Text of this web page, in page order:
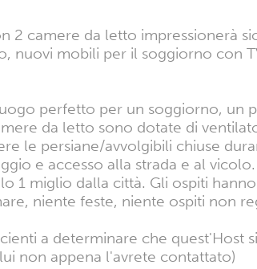
2 camere da letto impressionerà
mobili per il soggiorno con
perfetto per un soggiorno, un
da letto sono dotate di
le persiane/avvolgibili chiuse
e accesso alla strada e al
miglio dalla città. Gli ospiti hanno
niente feste, niente ospiti non
a determinare che quest'Host
non appena l'avrete contattato)